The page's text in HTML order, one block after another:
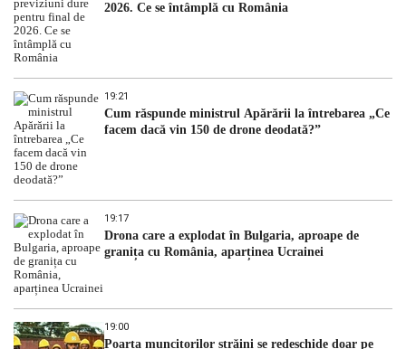
2026. Ce se întâmplă cu România
19:21
Cum răspunde ministrul Apărării la întrebarea „Ce
facem dacă vin 150 de drone deodată?”
19:17
Drona care a explodat în Bulgaria, aproape de
granița cu România, aparținea Ucrainei
19:00
Poarta muncitorilor străini se redeschide doar pe